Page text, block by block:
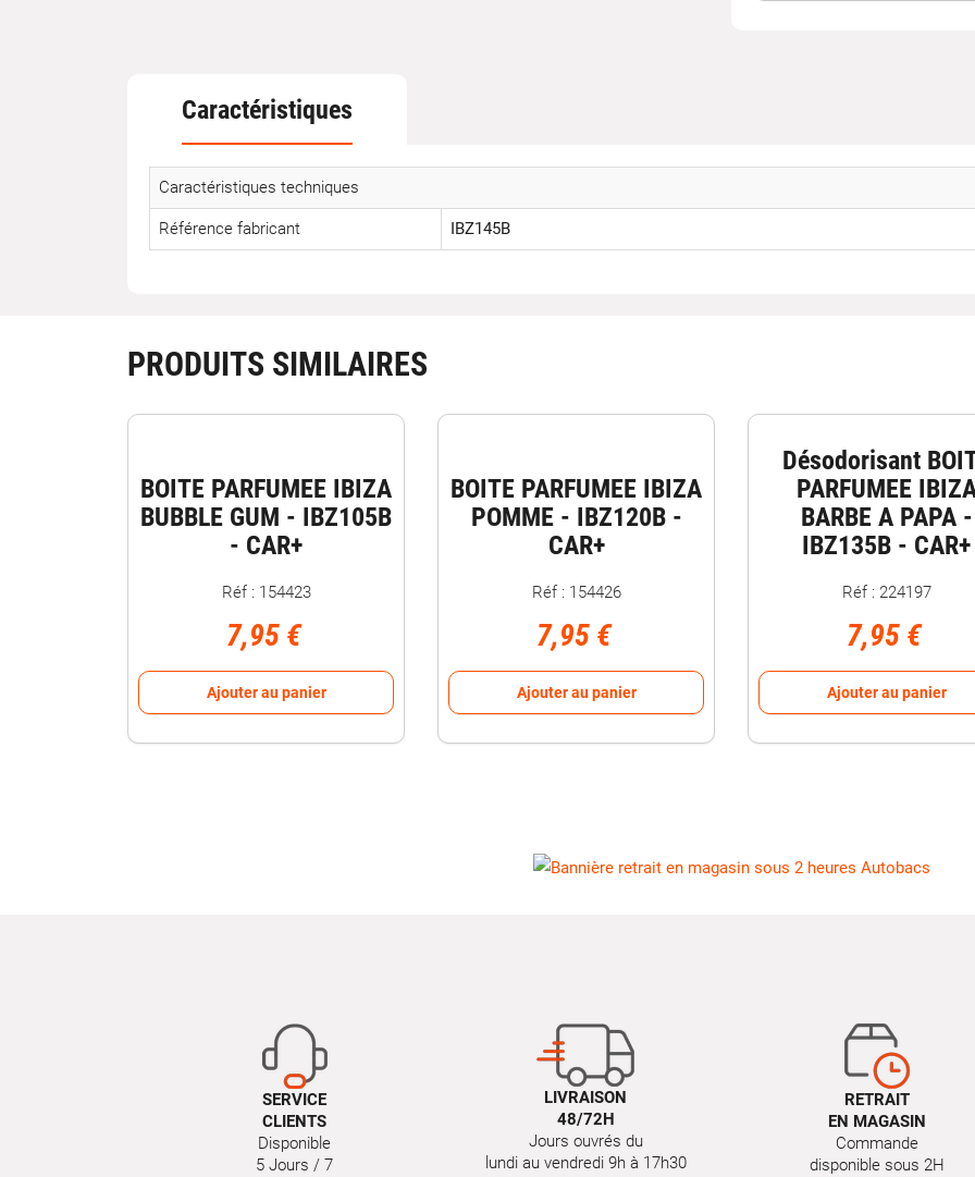
Caractéristiques
Caractéristiques techniques
Référence fabricant IBZ145B
PRODUITS SIMILAIRES
BOITE PARFUMEE IBIZA
BUBBLE GUM - IBZ105B
- CAR+
Réf : 154423
7,95 €
Ajouter au panier
BOITE PARFUMEE IBIZA
POMME - IBZ120B -
CAR+
Réf : 154426
7,95 €
Ajouter au panier
Désodorisant
PARFUMEE
BARBE A PAPA -
IBZ135B - CAR+
Réf : 224197
7,95 €
Ajouter au panier
SERVICE
CLIENTS
Disponible
5 Jours / 7
LIVRAISON
48/72H
Jours ouvrés du
lundi au vendredi 9h à 17h30
RETRAIT
EN MAGASIN
Commande
disponible sous 2H